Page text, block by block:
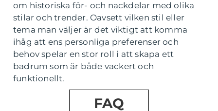
om historiska för- och nackdelar med olika
stilar och trender. Oavsett vilken stil eller
tema man väljer är det viktigt att komma
ihåg att ens personliga preferenser och
behov spelar en stor roll i att skapa ett
badrum som är både vackert och
funktionellt.
FAQ